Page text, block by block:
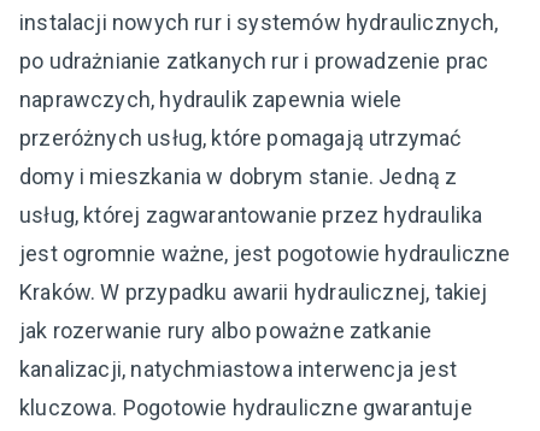
instalacji nowych rur i systemów hydraulicznych,
po udrażnianie zatkanych rur i prowadzenie prac
naprawczych, hydraulik zapewnia wiele
przeróżnych usług, które pomagają utrzymać
domy i mieszkania w dobrym stanie. Jedną z
usług, której zagwarantowanie przez hydraulika
jest ogromnie ważne, jest pogotowie hydrauliczne
Kraków. W przypadku awarii hydraulicznej, takiej
jak rozerwanie rury albo poważne zatkanie
kanalizacji, natychmiastowa interwencja jest
kluczowa. Pogotowie hydrauliczne gwarantuje